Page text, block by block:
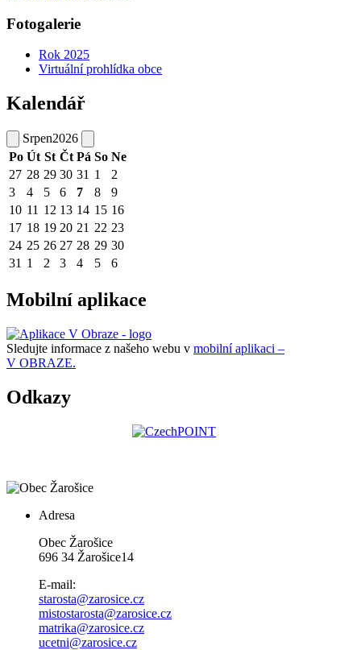
Fotogalerie
Rok 2025
Virtuální prohlídka obce
Kalendář
Srpen2026
Po Út St Čt Pá So Ne
27 28 29 30 31 1
2
3
4 5 6 7 8
9
10 11 12 13 14 15 16
17 18 19 20 21 22 23
24 25 26 27 28 29 30
31 1 2 3 4 5 6
Mobilní aplikace
Sledujte informace z našeho webu v mobilní aplikaci –
V OBRAZE.
Odkazy
Adresa
Obec Žarošice
696 34 Žarošice14
E-mail:
starosta@zarosice.cz
mistostarosta@zarosice.cz
matrika@zarosice.cz
ucetni@zarosice.cz